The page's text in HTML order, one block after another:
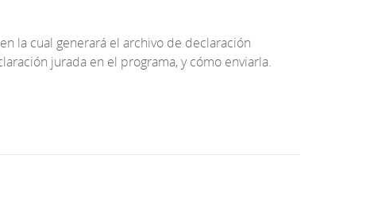
la cual generará el archivo de declaración
jurada en el programa, y cómo enviarla.